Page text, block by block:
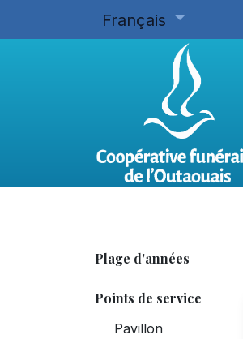
Français
Plage d'années
Points de service
Pavillon